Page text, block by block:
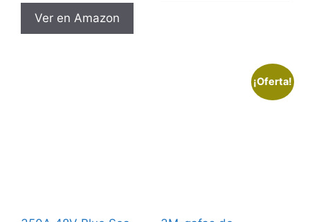
Ver en Amazon
¡Oferta!